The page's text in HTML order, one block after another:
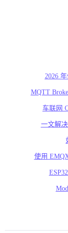
2026
MQTT
车联网
一文解
使用